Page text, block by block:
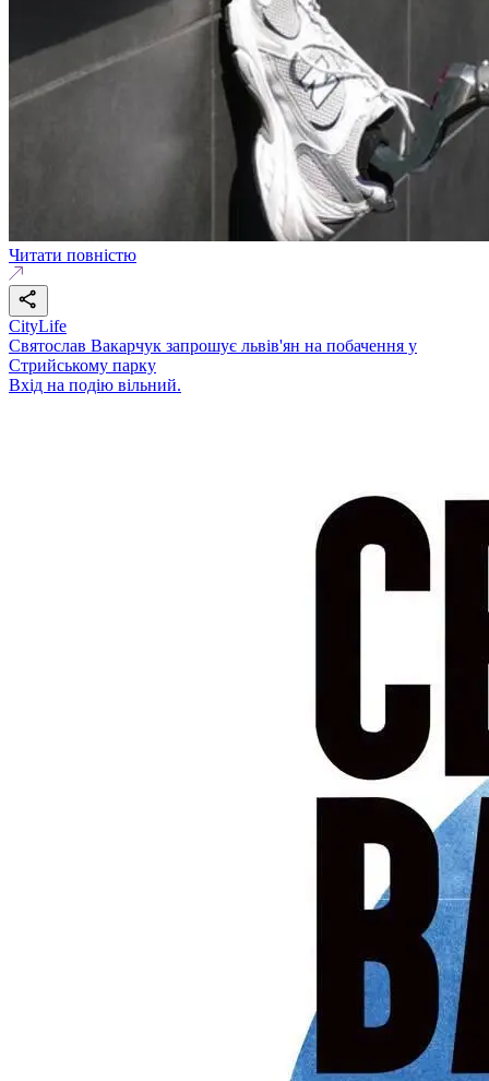
Читати повністю
CityLife
Святослав Вакарчук запрошує львів'ян на побачення у
Стрийському парку
Вхід на подію вільний.